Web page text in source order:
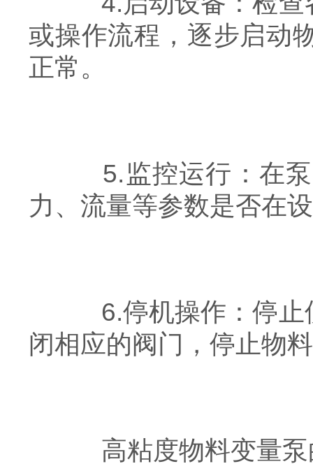
或操作流程，逐步启动
正常。
5.监控运行：在泵
力、流量等参数是否在
6.停机操作：停止
闭相应的阀门，停止物
高粘度物料变量泵